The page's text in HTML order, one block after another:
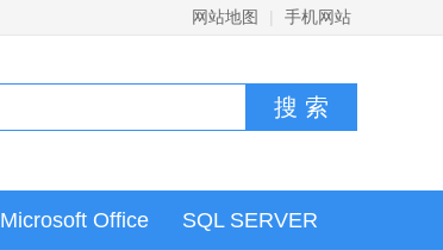
网站地图 | 手机网站
Microsoft Office SQL SERVER